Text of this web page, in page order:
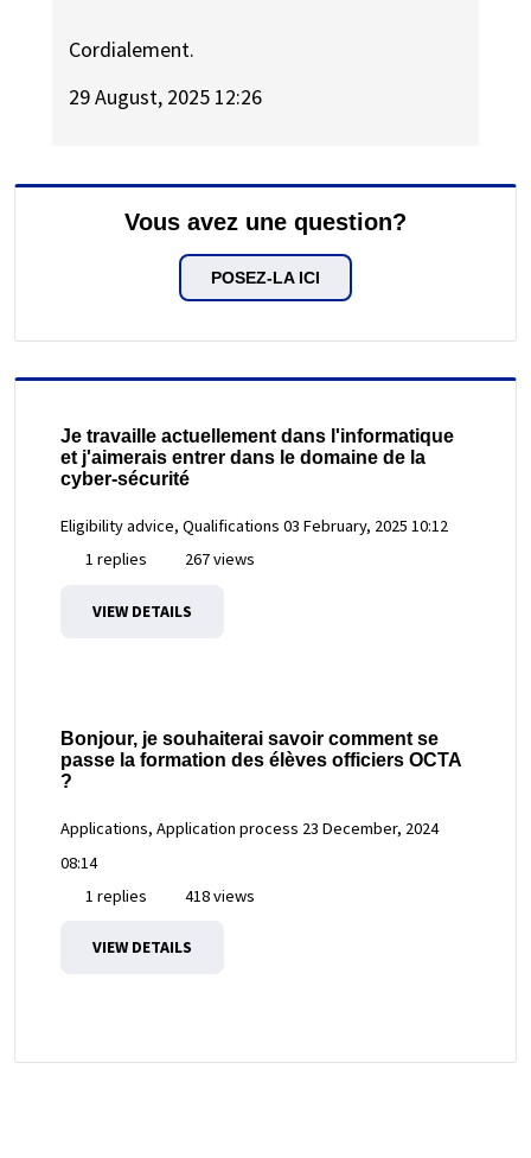
Cordialement.
29 August, 2025 12:26
Vous avez une question?
POSEZ-LA ICI
Je travaille actuellement dans l'informatique
et j'aimerais entrer dans le domaine de la
cyber-sécurité
Eligibility advice, Qualifications 03 February, 2025 10:12
1 replies
267 views
VIEW DETAILS
Bonjour, je souhaiterai savoir comment se
passe la formation des élèves officiers OCTA
?
Applications, Application process 23 December, 2024
08:14
1 replies
418 views
VIEW DETAILS